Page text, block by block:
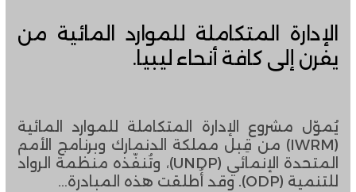
الإدارة المتكاملة للموارد المائية من
يفرن إلى كافة أنحاء ليبيا.
يُموّل مشروع الإدارة المتكاملة للموارد المائية
(IWRM) من قِبل مملكة الدنمارك وبرنامج الأمم
المتحدة الإنمائي (UNDP)، ​​وتُنفّذه منظمة الرواد
للتنمية (ODP). وقد أُطلقت هذه المبادرة…